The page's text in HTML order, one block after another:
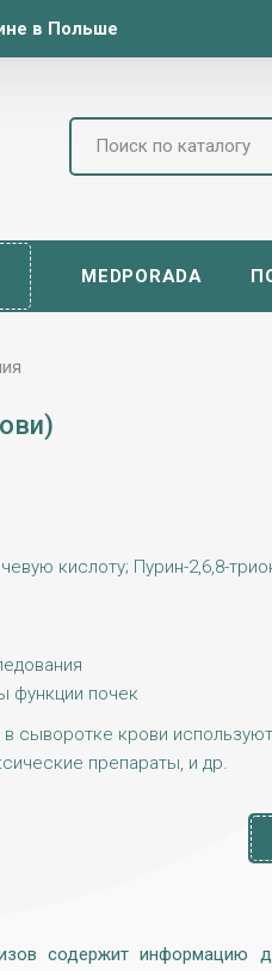
в Польше
MEDPORADA
кислоту; Пурин-2,6,8-
функции почек
крови
препараты, и др.
содержит